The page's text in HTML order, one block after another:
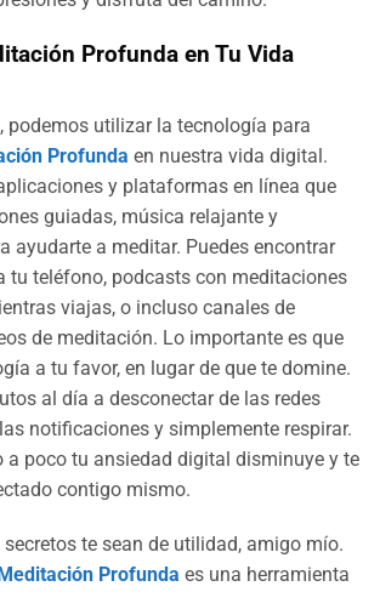
Profunda en Tu Vida
podemos utilizar la tecnología para
Profunda en nuestra vida digital.
y plataformas en línea que
guiadas, música relajante y
ayudarte a meditar. Puedes encontrar
tu teléfono, podcasts con meditaciones
viajas, o incluso canales de
de meditación. Lo importante es que
a tu favor, en lugar de que te domine.
al día a desconectar de las redes
notificaciones y simplemente respirar.
a poco tu ansiedad digital disminuye y te
contigo mismo.
secretos te sean de utilidad, amigo mío.
Meditación Profunda es una herramienta